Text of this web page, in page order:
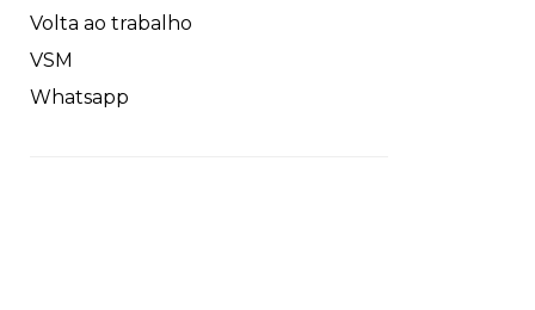
Volta ao trabalho
VSM
Whatsapp